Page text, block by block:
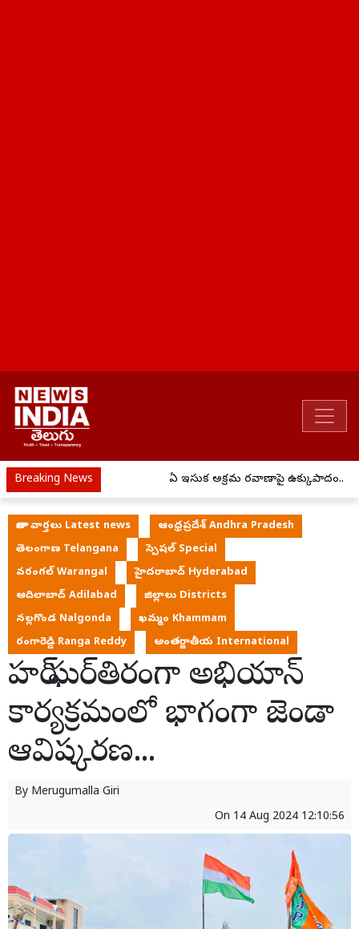
Breaking News ఏపీ ఇసుక అక్రమ రవాణాపై ఉక్కుపాదం..
తాజా వార్తలు Latest news
ఆంధ్రప్రదేశ్ Andhra Pradesh
తెలంగాణ Telangana
స్పెషల్ Special
వరంగల్ Warangal
హైదరాబాద్ Hyderabad
ఆదిలాబాద్ Adilabad
జిల్లాలు Districts
నల్లగొండ Nalgonda
ఖమ్మం Khammam
రంగారెడ్డి Ranga Reddy
అంతర్జాతీయ International
హర్ ఘర్ తిరంగా అభియాన్
కార్యక్రమంలో భాగంగా జెండా
ఆవిష్కరణ...
By Merugumalla Giri
On 14 Aug 2024 12:10:56